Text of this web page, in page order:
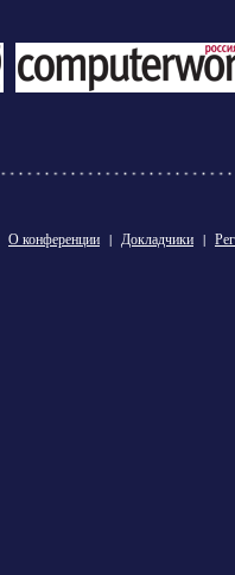
О конференции | Докладчики |